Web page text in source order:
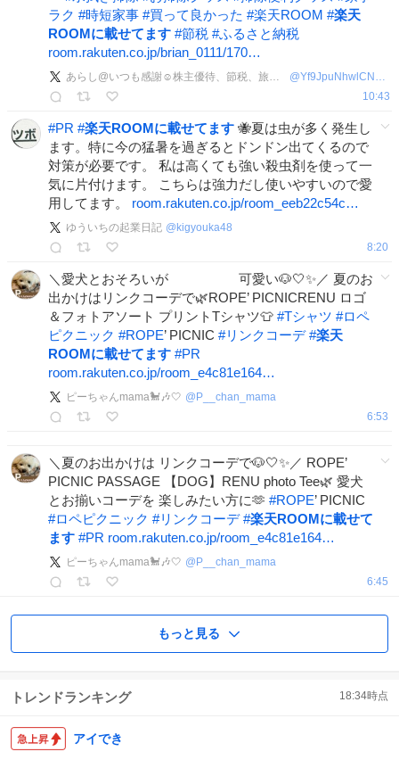
ラク #時短家事 #買って良かった #楽天ROOM #楽天
ROOMに載せてます #節税 #ふるさと納税
room.rakuten.co.jp/brian_0111/170…
あらし@いつも感謝☺️株主優待、節税、旅好き @Yf9JpuNhwlCNkcE
10:43
#PR #楽天ROOMに載せてます 🐝夏は虫が多く発生し
ます。特に今の猛暑を過ぎるとドンドン出てくるので
対策が必要です。 私は高くても強い殺虫剤を使って一
気に片付けます。 こちらは強力だし使いやすいので愛
用してます。 room.rakuten.co.jp/room_eeb22c54c…
ゆういちの起業日記 @ kigyouka48
8:20
＼愛犬とおそろいが 可愛い🐶🤍✨／ 夏のお
出かけはリンクコーデで🌿ROPE’ PICNICRENU ロゴ
＆フォトアソート プリントTシャツ👕 #Tシャツ #ロペ
ピクニック #ROPE’ PICNIC #リンクコーデ #楽天
ROOMに載せてます #PR
room.rakuten.co.jp/room_e4c81e164…
ピーちゃんmama🐩🎶🤍 @ P__chan_mama
6:53
＼夏のお出かけは リンクコーデで🐶🤍✨／ ROPE’
PICNIC PASSAGE 【DOG】RENU photo Tee🌿 愛犬
とお揃いコーデを 楽しみたい方に🫶 #ROPE’ PICNIC
#ロペピクニック #リンクコーデ #楽天ROOMに載せて
ます #PR room.rakuten.co.jp/room_e4c81e164…
ピーちゃんmama🐩🎶🤍 @ P__chan_mama
6:45
もっと見る
トレンドランキング 18:34時点
アイでき